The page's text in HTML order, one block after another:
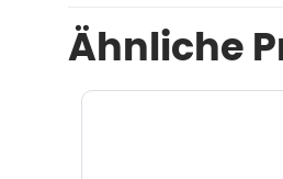
Ähnliche